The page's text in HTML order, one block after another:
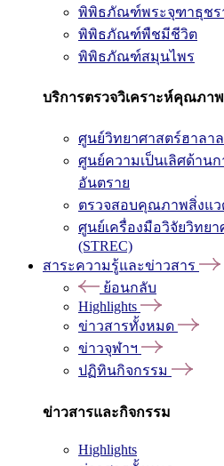
พิพิธภัณฑ์พระจุฑาธุชร
พิพิธภัณฑ์พืชมีชีวิต
พิพิธภัณฑ์สมุนไพร
บริการตรวจวิเคราะห์คุณภาพ
ศูนย์วิทยาศาสตร์ฮาลาล
ศูนย์ความเป็นเลิศด้าน
อันตราย
ตรวจสอบคุณภาพสิ่งแว
ศูนย์เครื่องมือวิจัยวิทย
(STREC)
สาระความรู้และข่าวสาร
ย้อนกลับ
Highlights
ข่าวสารทั้งหมด
ข่าวจุฬาฯ
ปฏิทินกิจกรรม
ข่าวสารและกิจกรรม
Highlights